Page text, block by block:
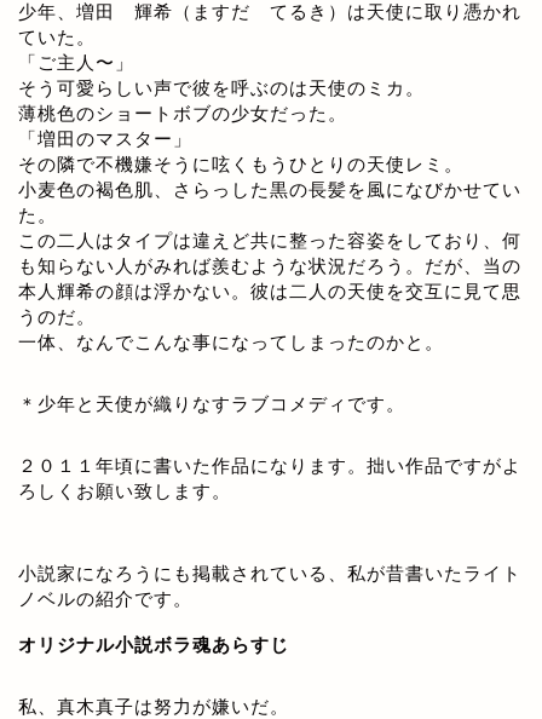
少年、増田 輝希（ますだ てるき）は天使に取り憑かれ
ていた。
「ご主人〜」
そう可愛らしい声で彼を呼ぶのは天使のミカ。
薄桃色のショートボブの少女だった。
「増田のマスター」
その隣で不機嫌そうに呟くもうひとりの天使レミ。
小麦色の褐色肌、さらっした黒の長髪を風になびかせてい
た。
この二人はタイプは違えど共に整った容姿をしており、何
も知らない人がみれば羨むような状況だろう。だが、当の
本人輝希の顔は浮かない。彼は二人の天使を交互に見て思
うのだ。
一体、なんでこんな事になってしまったのかと。
＊少年と天使が織りなすラブコメディです。
２０１１年頃に書いた作品になります。拙い作品ですがよ
ろしくお願い致します。
小説家になろうにも掲載されている、私が昔書いたライト
ノベルの紹介です。
オリジナル小説ボラ魂あらすじ
私、真木真子は努力が嫌いだ。